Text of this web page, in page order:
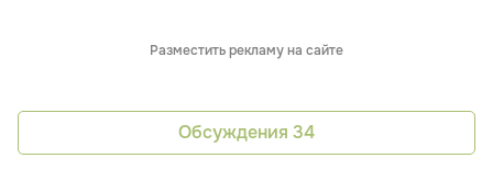
Разместить рекламу на сайте
Обсуждения 34